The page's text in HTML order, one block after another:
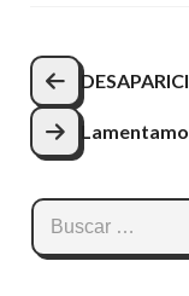
de
Buscar: